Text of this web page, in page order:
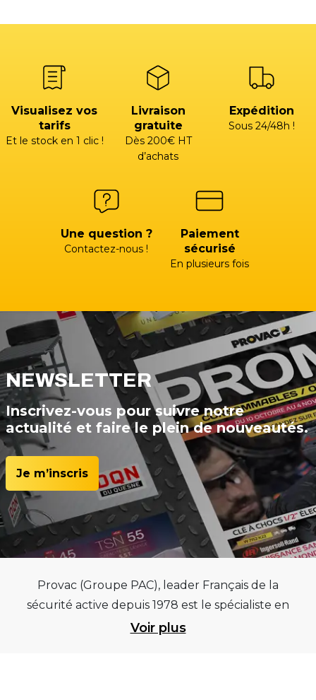
Visualisez vos
tarifs
Et le stock en 1 clic !
Livraison
gratuite
Dès 200€ HT
d’achats
Expédition
Sous 24/48h !
Une question ?
Contactez-nous !
Paiement
sécurisé
En plusieurs fois
NEWSLETTER
Inscrivez-vous pour suivre notre
actualité et faire le plein de nouveautés.
Je m’inscris
Provac (Groupe PAC), leader Français de la
sécurité active depuis 1978 est le spécialiste en
équipements pour garages et centres
Voir plus